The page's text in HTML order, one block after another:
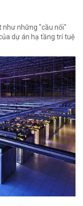
như những "cầu nối"
dự án hạ tầng trí tuệ